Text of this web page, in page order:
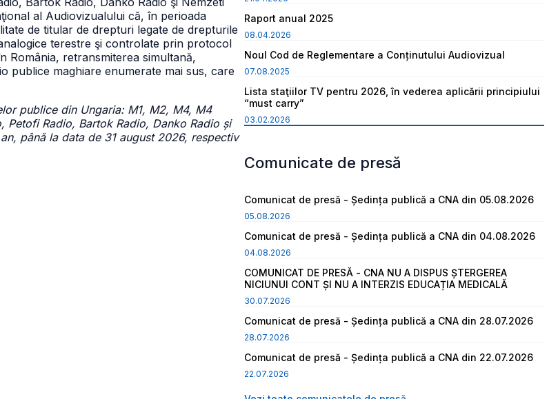
al Audiovizualului că, în perioada
de titular de drepturi legate de drepturile
terestre şi controlate prin protocol
România, retransmiterea simultană,
publice maghiare enumerate mai sus, care
publice din Ungaria: M1, M2, M4, M4
Petofi Radio, Bartok Radio, Danko Radio și
până la data de 31 august 2026, respectiv
Raport anual 2025
08.04.2026
Noul Cod de Reglementare a Conținutului Audiovizual
07.08.2025
Lista staţiilor TV pentru 2026, în vederea aplicării principiului
“must carry”
03.02.2026
Comunicate de presă
Comunicat de presă - Ședința publică a CNA din 05.08.2026
05.08.2026
Comunicat de presă - Ședința publică a CNA din 04.08.2026
04.08.2026
COMUNICAT DE PRESĂ - CNA NU A DISPUS ȘTERGEREA
NICIUNUI CONT ȘI NU A INTERZIS EDUCAȚIA MEDICALĂ
30.07.2026
Comunicat de presă - Ședința publică a CNA din 28.07.2026
28.07.2026
Comunicat de presă - Ședința publică a CNA din 22.07.2026
22.07.2026